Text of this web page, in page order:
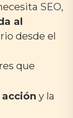
SEO,
al
desde el
que
y la